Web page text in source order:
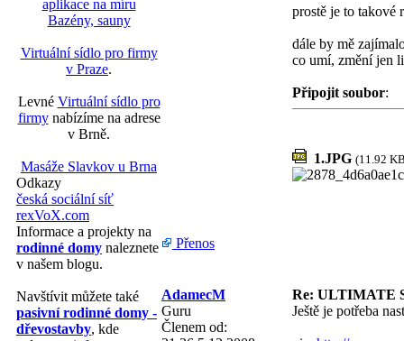
aplikace na míru
Bazény, sauny
Virtuální sídlo pro firmy
v Praze.
Levné Virtuální sídlo pro
firmynabízíme na adrese
v Brně.
Masáže Slavkov u Brna
Odkazy
česká sociální síť
rexVoX.com
Informace a projekty na
rodinné domy naleznete
v našem blogu.
Navštívit můžete také
pasivní rodinné domy -
dřevostavby, kde
prostě je to takové
dále by mě
co umí, změní jen
Připojit soubor:
1.JPG (11.92
Přenos
AdamecM
Re: ULTIMATE
Guru
Členem od:
Ještě je potřeba